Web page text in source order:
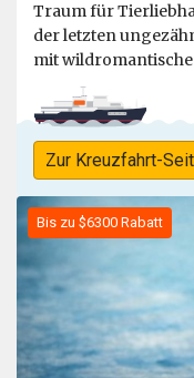
Traum für
der letzten
mit
Zur Kreuzfahrt-
Bis zu $6300 Rabatt